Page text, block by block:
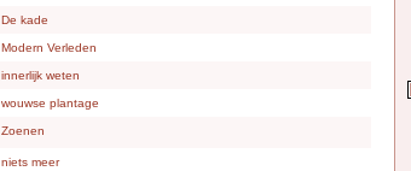
De kade
Modern Verleden
innerlijk weten
wouwse plantage
Zoenen
niets meer